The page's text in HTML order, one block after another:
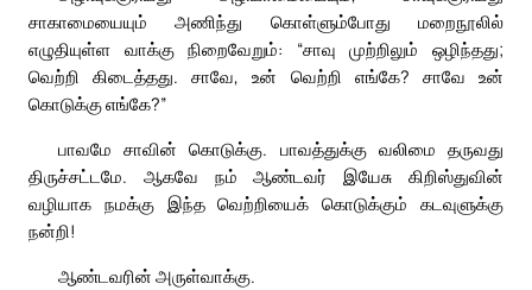
சாகாமையையும் அணிந்து கொள்ளும்போது மறைநூலில்
எழுதியுள்ள வாக்கு நிறைவேறும்: “சாவு முற்றிலும் ஒழிந்தது;
வெற்றி கிடைத்தது. சாவே, உன் வெற்றி எங்கே? சாவே உன்
கொடுக்கு எங்கே?”
பாவமே சாவின் கொடுக்கு. பாவத்துக்கு வலிமை தருவது
திருச்சட்டமே. ஆகவே நம் ஆண்டவர் இயேசு கிறிஸ்துவின்
வழியாக நமக்கு இந்த வெற்றியைக் கொடுக்கும் கடவுளுக்கு
நன்றி!
ஆண்டவரின் அருள்வாக்கு.